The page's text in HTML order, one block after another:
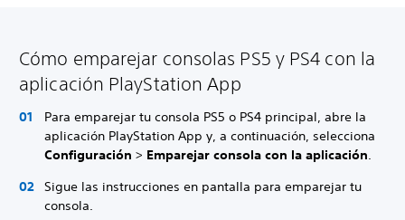
Cómo emparejar consolas PS5 y PS4 con la
aplicación PlayStation App
Para emparejar tu consola PS5 o PS4 principal, abre la
aplicación PlayStation App y, a continuación, selecciona
Configuración > Emparejar consola con la aplicación.
Sigue las instrucciones en pantalla para emparejar tu
consola.